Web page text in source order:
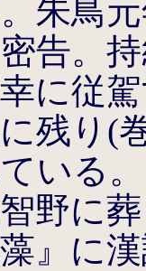
朱鳥
告。
に従
残り(
いる
野に
』に